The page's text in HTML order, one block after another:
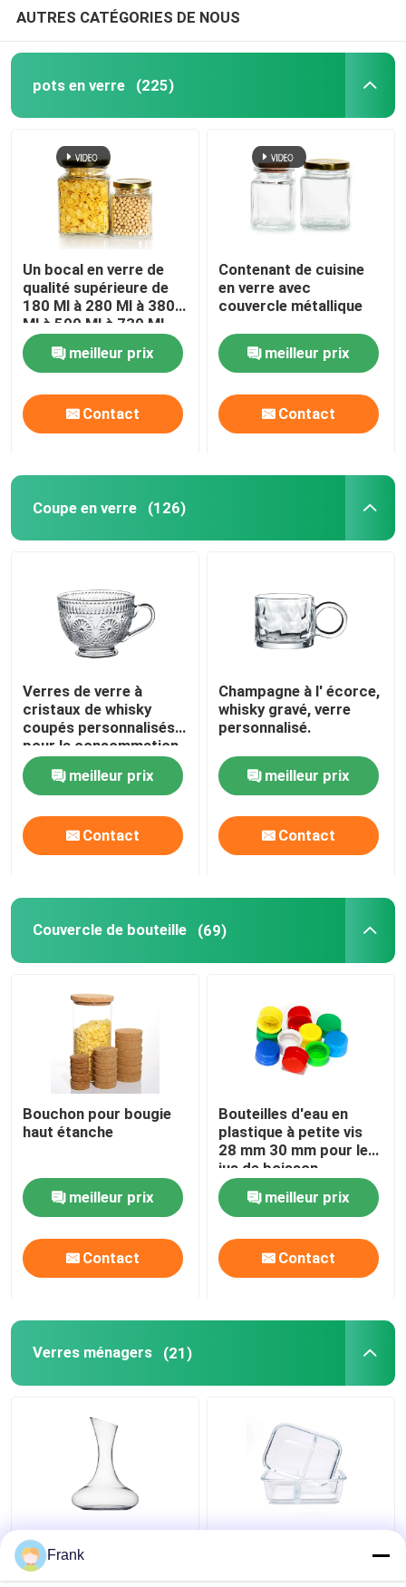
AUTRES CATÉGORIES DE NOUS
pots en verre (225)
Un bocal en verre de
qualité supérieure de
180 Ml à 280 Ml à 380
Ml à 500 Ml à 730 Ml
avec couvercle en étain
meilleur prix
Contact
Contenant de cuisine
en verre avec
couvercle métallique
meilleur prix
Contact
Coupe en verre (126)
Verres de verre à
cristaux de whisky
coupés personnalisés
pour la consommation
de jus de fruits
meilleur prix
Contact
Champagne à l' écorce,
whisky gravé, verre
personnalisé.
meilleur prix
Contact
Couvercle de bouteille (69)
Bouchon pour bougie
haut étanche
meilleur prix
Contact
Bouteilles d'eau en
plastique à petite vis
28 mm 30 mm pour les
jus de boisson
meilleur prix
Contact
53 mm, MOQ est
vous pla\\u00eet envoyez-moi un
53 mm, MOQ est
vous pla\\u00eet envoyez-moi un
bocaux en verre 20mm 38mm
Verres ménagers (21)
1.8L grand décanteur
de vin en verre
personnalisé pour la
Boîte à lunch Salade de
Frank